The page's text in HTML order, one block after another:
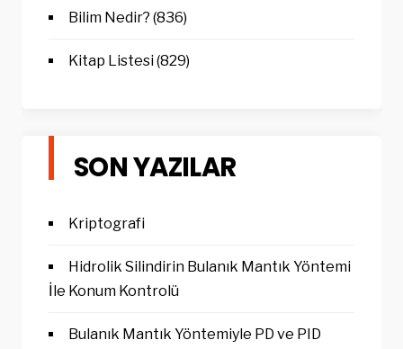
Bilim Nedir? (836)
Kitap Listesi(829)
SON YAZILAR
Kriptografi
Hidrolik Silindirin Bulanık Mantık Yöntemi
İle Konum Kontrolü
Bulanık Mantık Yöntemiyle PD ve PID